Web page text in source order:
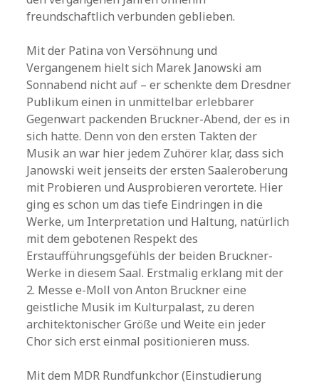
freundschaftlich verbunden geblieben.
Mit der Patina von Versöhnung und
Vergangenem hielt sich Marek Janowski am
Sonnabend nicht auf – er schenkte dem Dresdner
Publikum einen in unmittelbar erlebbarer
Gegenwart packenden Bruckner-Abend, der es in
sich hatte. Denn von den ersten Takten der
Musik an war hier jedem Zuhörer klar, dass sich
Janowski weit jenseits der ersten Saaleroberung
mit Probieren und Ausprobieren verortete. Hier
ging es schon um das tiefe Eindringen in die
Werke, um Interpretation und Haltung, natürlich
mit dem gebotenen Respekt des
Erstaufführungsgefühls der beiden Bruckner-
Werke in diesem Saal. Erstmalig erklang mit der
2. Messe e-Moll von Anton Bruckner eine
geistliche Musik im Kulturpalast, zu deren
architektonischer Größe und Weite ein jeder
Chor sich erst einmal positionieren muss.
Mit dem MDR Rundfunkchor (Einstudierung